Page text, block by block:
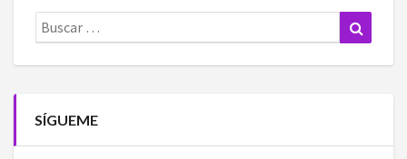
Buscar:
SÍGUEME